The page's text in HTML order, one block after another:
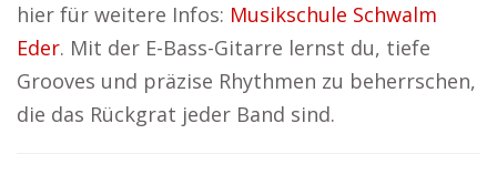
hier für weitere Infos: Musikschule Schwalm
Eder. Mit der E-Bass-Gitarre lernst du, tiefe
Grooves und präzise Rhythmen zu beherrschen,
die das Rückgrat jeder Band sind.